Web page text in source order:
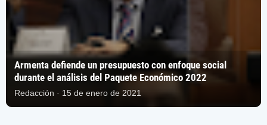
Armenta defiende un presupuesto con enfoque social
durante el análisis del Paquete Económico 2022
Redacción · 15 de enero de 2021